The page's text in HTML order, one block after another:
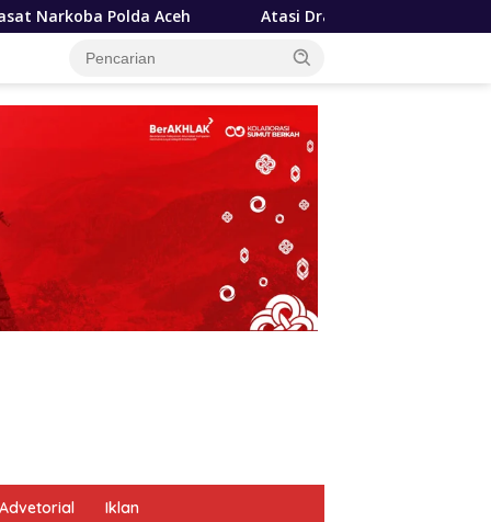
Atasi Drainase Tersumbat, Rico Waas Kerahkan
Advetorial Iklan